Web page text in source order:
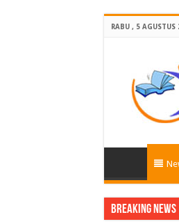
RABU , 5 AGUSTUS
Breaking News